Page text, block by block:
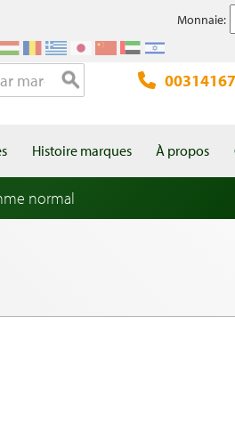
Monnaie:
Histoire marques À propos
normal